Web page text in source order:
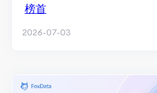
榜首
2026-07-03